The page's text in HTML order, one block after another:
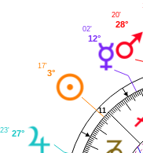
11
28°
20'
12°
02'
3°
17'
27°
23'